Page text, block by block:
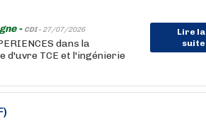
- CDI - 27/07/2026
Lire la
suite
dans la
d'uvre TCE et l'ingénierie